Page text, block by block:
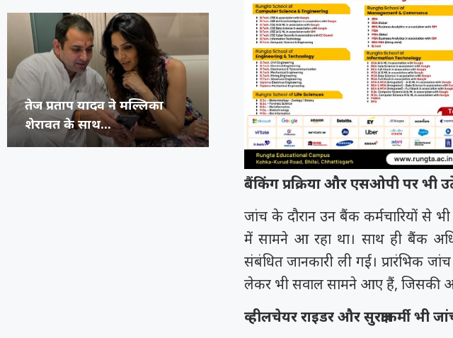
बैंकिंग प्रक्रिया और एसओपी पर भी
जांच के दौरान उन बैंक कर्मचारियों से
में सामने आ रहा था। साथ ही बैंक
संबंधित जानकारी ली गई। प्रारंभिक
लेकर भी सवाल सामने आए हैं, जिसकी
व्हीलचेयर राइडर और सुरक्षाकर्मी भी
अभिनेता प्रदीप रावत का 74 वर्ष
की उम्र...
कंगना ने Gen Z को कहा
जनरेशन गटर,...
सुप्रीम कोर्ट का समय रैना समेत 6
कॉमेडियन्स...
रूंगटा यूनिवर्सिटी के फिल्म
फेस्टिवल में पहुंची चक...